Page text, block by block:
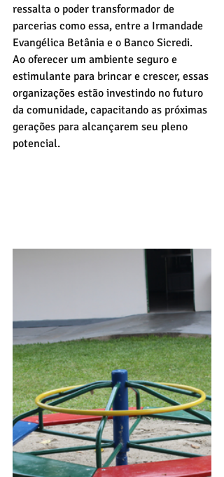
ressalta o poder transformador de
parcerias como essa, entre a Irmandade
Evangélica Betânia e o Banco Sicredi.
Ao oferecer um ambiente seguro e
estimulante para brincar e crescer, essas
organizações estão investindo no futuro
da comunidade, capacitando as próximas
gerações para alcançarem seu pleno
potencial.